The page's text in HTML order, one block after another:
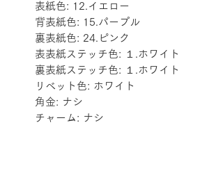
表紙色: 12.イエロー
背表紙色: 15.パープル
裏表紙色: 24.ピンク
表表紙ステッチ色: １.ホワイト
裏表紙ステッチ色: １.ホワイト
リベット色: ホワイト
角金: ナシ
チャーム: ナシ